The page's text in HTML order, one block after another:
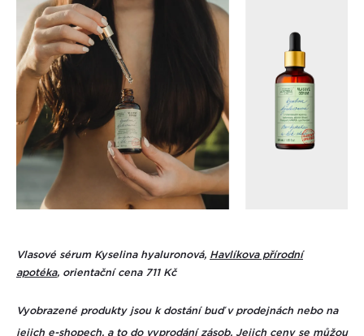
Vlasové sérum Kyselina hyaluronová, Havlíkova přírodní
apotéka, orientační cena 711 Kč
Vyobrazené produkty jsou k dostání buď v prodejnách nebo na
jejich e-shopech, a to do vyprodání zásob. Jejich ceny se můžou